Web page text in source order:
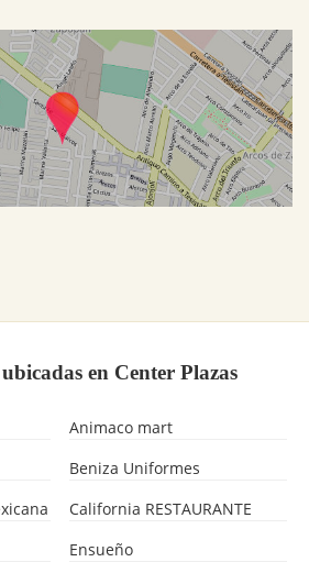
en Center Plazas
Animaco mart
Beniza Uniformes
California RESTAURANTE
Ensueño